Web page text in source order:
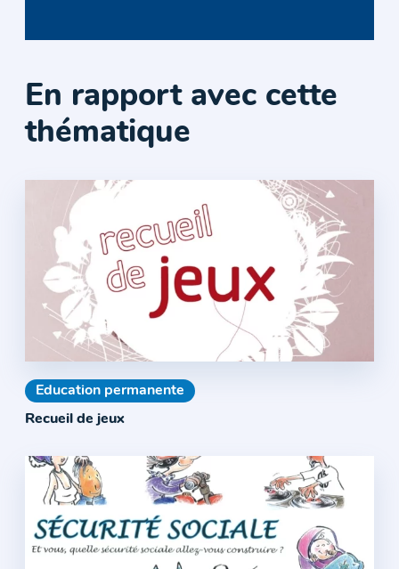
En rapport avec cette
thématique
Education permanente
Recueil de jeux